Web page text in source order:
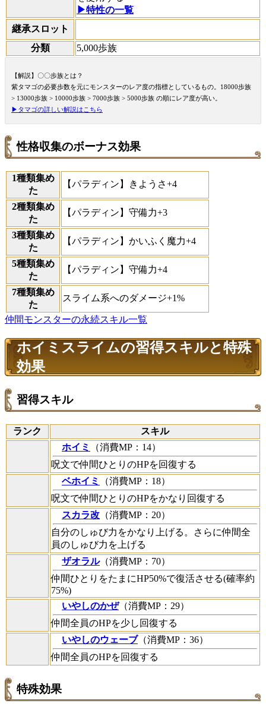
▶特性の一覧
継承スロット
分類
5,000歩族
【解説】〇〇歩族とは？
紫タマゴの必要歩数を元にモンスターのレア度の指標としているもの。18000歩族
> 13000歩族 > 10000歩族 > 7000歩族 > 5000歩族 の順にレア度が高い。
▶タマゴの詳しい解説はこちら
性格収集のボーナス効果
1種類集め
た
【パラディン】きようさ+4
2種類集め
た
【パラディン】守備力+3
3種類集め
た
【パラディン】かいふく魔力+4
5種類集め
た
【パラディン】守備力+4
7種類集め
た
スライム系へのダメージ+1%
仲間モンスターの永続スキル一覧
ホイミスライムの習得スキルと特殊
効果
習得スキル
ランク
スキル
ホイミ
（消費MP：14）
呪文で仲間ひとりのHPを回復する
ベホイミ
（消費MP：18）
呪文で仲間ひとりのHPをかなり回復する
スカラ改 （消費MP：20）
自分のしゅび力をかなり上げる。さらに仲間全
員のしゅび力を上げる
ザオラル（消費MP：70）
仲間ひとりをたまにHP50%で復活させる(確率約
75%)
いやしのかぜ（消費MP：29）
仲間全員のHPを少し回復する
いやしのウェーブ（消費MP：36）
仲間全員のHPを回復する
特殊効果